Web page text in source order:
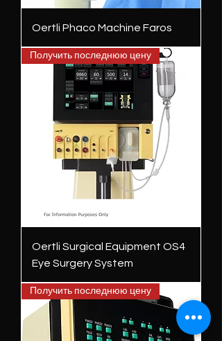
Oertli Phaco Machine Faros
Получить последнюю цену
Oertli Surgical Equipment OS4
Eye Surgery System
Получить последнюю цену